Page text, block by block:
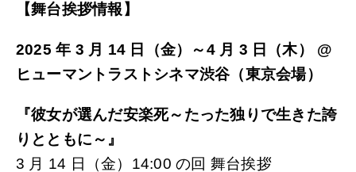
【舞台挨拶情報】
2025 年 3 月 14 日（金）～4 月 3 日（木） @
ヒューマントラストシネマ渋谷（東京会場）
『彼女が選んだ安楽死～たった独りで生きた誇
りとともに～』
3 月 14 日（金）14:00 の回 舞台挨拶